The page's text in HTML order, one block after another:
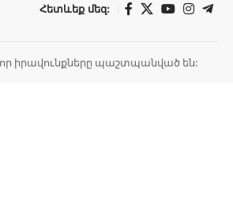
Հետևեք մեզ:
իրավունքները պաշտպանված են: